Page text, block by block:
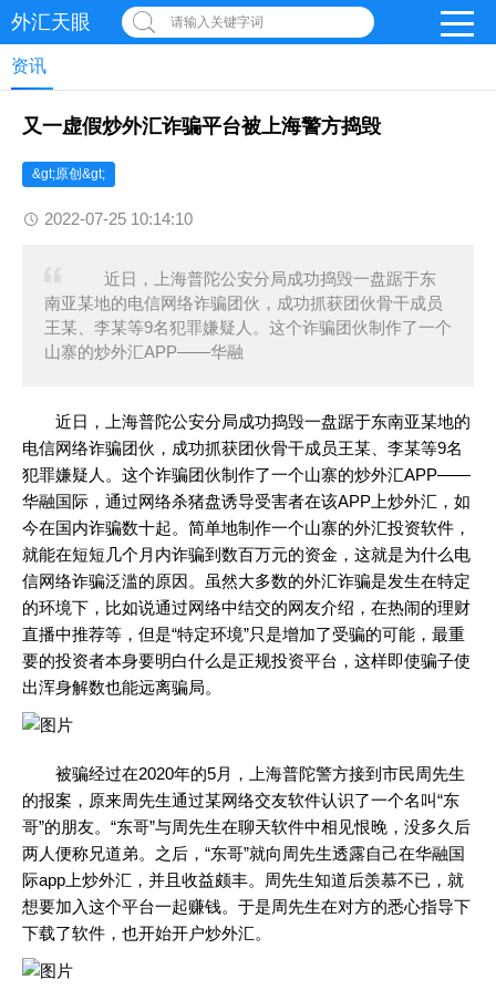
外汇天眼 请输入关键字词
资讯
又一虚假炒外汇诈骗平台被上海警方捣毁
&gt;原创&gt;
2022-07-25 10:14:10
近日，上海普陀公安分局成功捣毁一盘踞于东
南亚某地的电信网络诈骗团伙，成功抓获团伙骨干成员
王某、李某等9名犯罪嫌疑人。这个诈骗团伙制作了一个
山寨的炒外汇APP——华融
近日，上海普陀公安分局成功捣毁一盘踞于东南亚某地的
电信网络诈骗团伙，成功抓获团伙骨干成员王某、李某等9名
犯罪嫌疑人。这个诈骗团伙制作了一个山寨的炒外汇APP——
华融国际，通过网络杀猪盘诱导受害者在该APP上炒外汇，如
今在国内诈骗数十起。简单地制作一个山寨的外汇投资软件，
就能在短短几个月内诈骗到数百万元的资金，这就是为什么电
信网络诈骗泛滥的原因。虽然大多数的外汇诈骗是发生在特定
的环境下，比如说通过网络中结交的网友介绍，在热闹的理财
直播中推荐等，但是“特定环境”只是增加了受骗的可能，最重
要的投资者本身要明白什么是正规投资平台，这样即使骗子使
出浑身解数也能远离骗局。
被骗经过在2020年的5月，上海普陀警方接到市民周先生
的报案，原来周先生通过某网络交友软件认识了一个名叫“东
哥”的朋友。“东哥”与周先生在聊天软件中相见恨晚，没多久后
两人便称兄道弟。之后，“东哥”就向周先生透露自己在华融国
际app上炒外汇，并且收益颇丰。周先生知道后羡慕不已，就
想要加入这个平台一起赚钱。于是周先生在对方的悉心指导下
下载了软件，也开始开户炒外汇。